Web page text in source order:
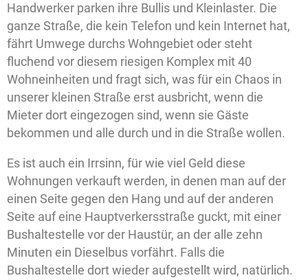
Handwerker parken ihre Bullis und Kleinlaster. Die
ganze Straße, die kein Telefon und kein Internet hat,
fährt Umwege durchs Wohngebiet oder steht
fluchend vor diesem riesigen Komplex mit 40
Wohneinheiten und fragt sich, was für ein Chaos in
unserer kleinen Straße erst ausbricht, wenn die
Mieter dort eingezogen sind, wenn sie Gäste
bekommen und alle durch und in die Straße wollen.
Es ist auch ein Irrsinn, für wie viel Geld diese
Wohnungen verkauft werden, in denen man auf der
einen Seite gegen den Hang und auf der anderen
Seite auf eine Hauptverkersstraße guckt, mit einer
Bushaltestelle vor der Haustür, an der alle zehn
Minuten ein Dieselbus vorfährt. Falls die
Bushaltestelle dort wieder aufgestellt wird, natürlich.